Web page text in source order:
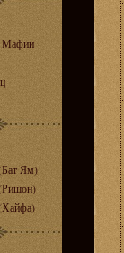
Мафии
Ям)